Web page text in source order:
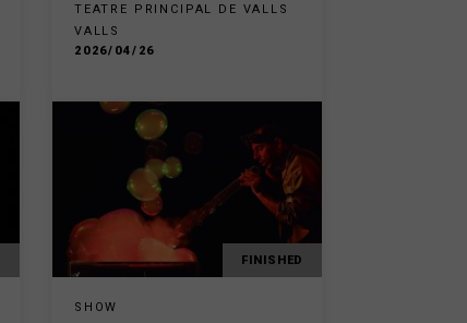
TEATRE PRINCIPAL DE VALLS
VALLS
2026/04/26
FINISHED
SHOW